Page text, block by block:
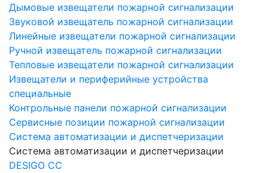
Дымовые извещатели пожарной сигнализации
Звуковой извещатель пожарной сигнализации
Линейные извещатели пожарной сигнализации
Ручной извещатель пожарной сигнализации
Тепловые извещатели пожарной сигнализации
Извещатели и периферийные устройства
специальные
Контрольные панели пожарной сигнализации
Сервисные позиции пожарной сигнализации
Система автоматизации и диспетчеризации
Система автоматизации и диспетчеризации
DESIGO CC